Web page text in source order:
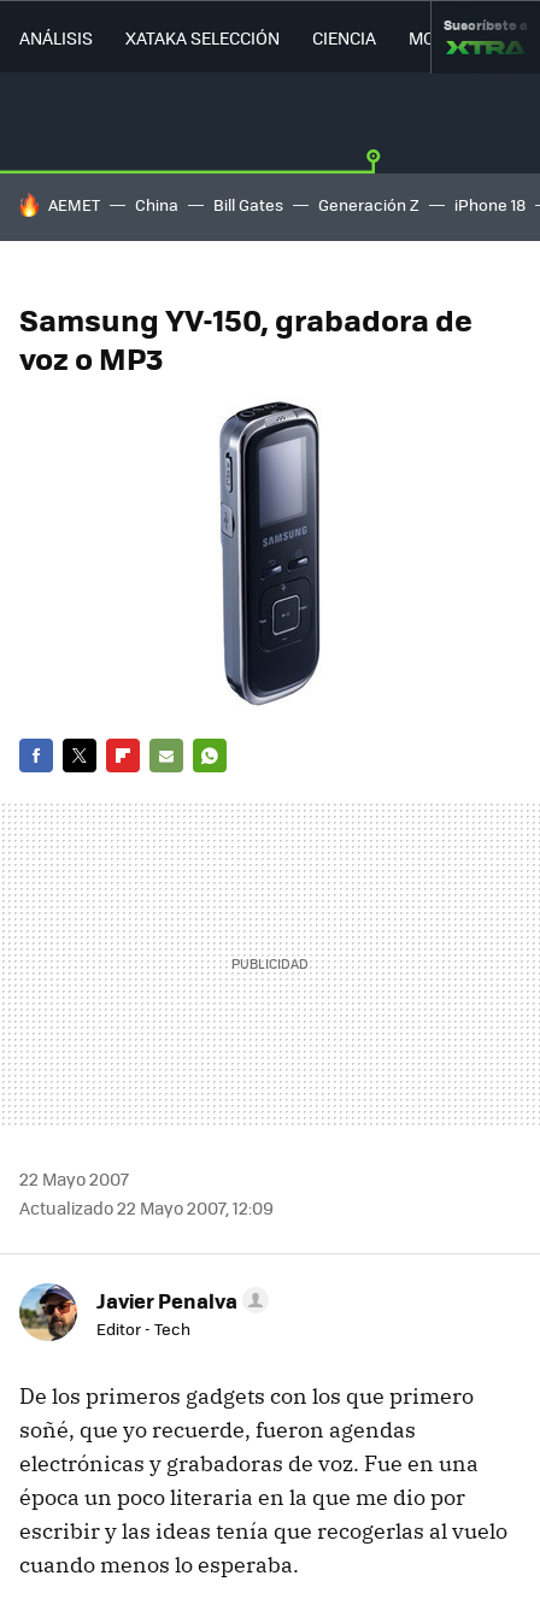
ANÁLISIS XATAKA SELECCIÓN CIENCIA MOVILIDAD
Suscríbete a
HOY SE HABLA DE
AEMET China Bill Gates Generación Z iPhone 18
Samsung YV-150, grabadora de
voz o MP3
MAIL
22 Mayo 2007
Actualizado 22 Mayo 2007, 12:09
Javier Penalva
Editor - Tech
De los primeros gadgets con los que primero
soñé, que yo recuerde, fueron agendas
electrónicas y grabadoras de voz. Fue en una
época un poco literaria en la que me dio por
escribir y las ideas tenía que recogerlas al vuelo
cuando menos lo esperaba.